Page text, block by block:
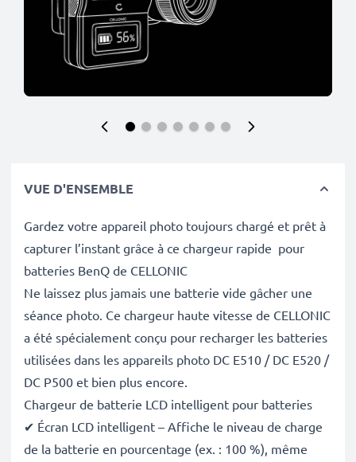
VUE D'ENSEMBLE
Gardez votre appareil photo toujours chargé et prêt à
capturer l’instant grâce à ce chargeur rapide pour
batteries BenQ de CELLONIC
Ne laissez plus jamais une batterie vide gâcher une
séance photo. Ce chargeur haute vitesse de CELLONIC
a été spécialement conçu pour recharger les batteries
utilisées dans les appareils photo DC E510 / DC E520 /
DC P500 et bien plus encore.
Chargeur de batterie LCD intelligent pour batteries
✔ Écran LCD intelligent – Affiche le niveau de charge
de la batterie en pourcentage (ex. : 100 %), même